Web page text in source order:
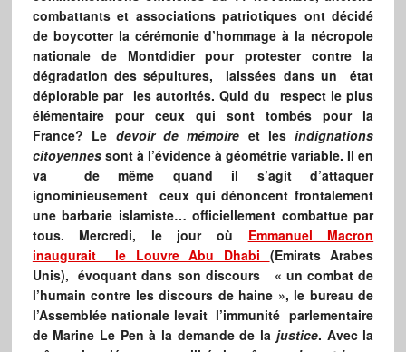
combattants et associations patriotiques ont décidé
de boycotter la cérémonie d’hommage à la nécropole
nationale de Montdidier pour protester contre la
dégradation des sépultures, laissées dans un état
déplorable par les autorités. Quid du respect le plus
élémentaire pour ceux qui sont tombés pour la
France? Le devoir de mémoire et lesindignations
citoyennessont à l’évidence à géométrie variable. Il en
va de même quand il s’agit d’attaquer
ignominieusement ceux qui dénoncent frontalement
une barbarie islamiste… officiellement combattue par
tous. Mercredi, le jour où Emmanuel Macron
inaugurait le Louvre Abu Dhabi (Emirats Arabes
Unis), évoquant dans son discours « un combat de
l’humain contre les discours de haine », le bureau de
l’Assemblée nationale levait l’immunité parlementaire
de Marine Le Pen à la demande de la justice. Avec la